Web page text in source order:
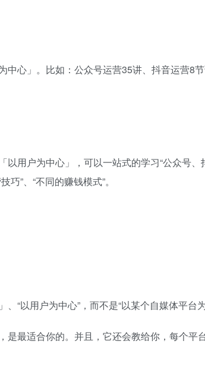
心」。比如：公众号运营35讲、抖音运营8节
用户为中心」，可以一站式的学习“公众号
”、“不同的赚钱模式”。
“以用户为中心”，而不是“以某个自媒体平台为
最适合你的。并且，它还会教给你，每个平